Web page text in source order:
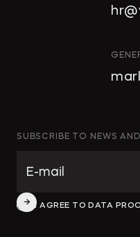
M&A
SUBSCRIBE TO NEWS
I AGREE TO DATA